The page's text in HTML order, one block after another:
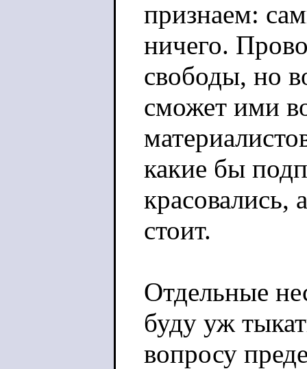
признаем:
ничего.
свободы, но
сможет ими
какие бы
красовались,
стоит.
Отдельные
буду уж
вопросу